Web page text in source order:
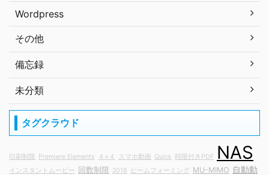
Wordpress
その他
備忘録
未分類
タグクラウド
印刷制限 Premiere Elements ４×４ スマホ動画 Quick 時限付きPDF NAS
インスタントムービー 回数制限 2018 ビームフォーミング MU-MIMO 自動動